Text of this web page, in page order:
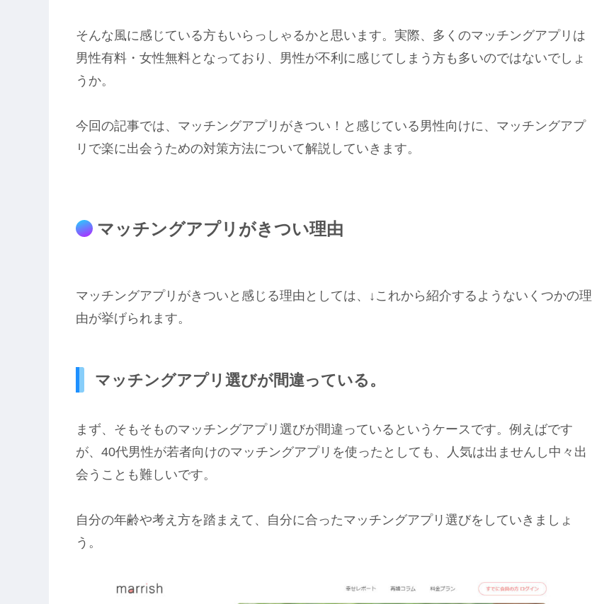
そんな風に感じている方もいらっしゃるかと思います。実際、多くのマッチングアプリは
男性有料・女性無料となっており、男性が不利に感じてしまう方も多いのではないでしょ
うか。
今回の記事では、マッチングアプリがきつい！と感じている男性向けに、マッチングアプ
リで楽に出会うための対策方法について解説していきます。
マッチングアプリがきつい理由
マッチングアプリがきついと感じる理由としては、↓これから紹介するようないくつかの理
由が挙げられます。
マッチングアプリ選びが間違っている。
まず、そもそものマッチングアプリ選びが間違っているというケースです。例えばです
が、40代男性が若者向けのマッチングアプリを使ったとしても、人気は出ませんし中々出
会うことも難しいです。
自分の年齢や考え方を踏まえて、自分に合ったマッチングアプリ選びをしていきましょ
う。